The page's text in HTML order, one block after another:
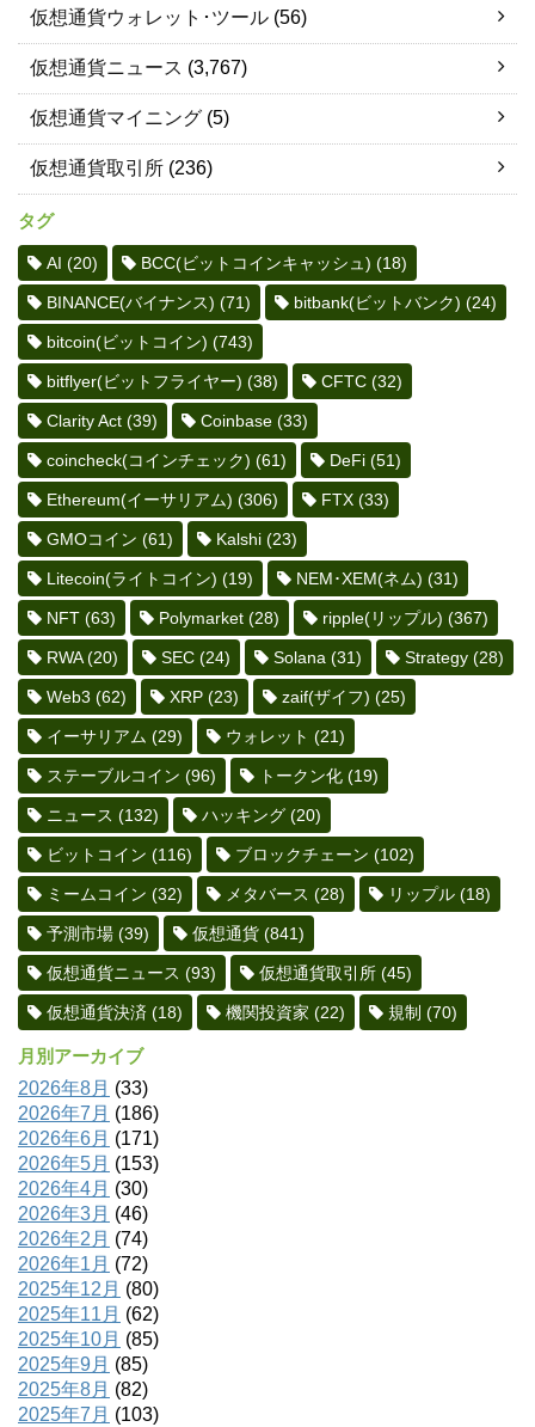
仮想通貨ウォレット･ツール (56)
仮想通貨ニュース (3,767)
仮想通貨マイニング (5)
仮想通貨取引所 (236)
タグ
AI (20) BCC(ビットコインキャッシュ) (18)
BINANCE(バイナンス) (71) bitbank(ビットバンク) (24)
bitcoin(ビットコイン) (743)
bitflyer(ビットフライヤー) (38) CFTC (32)
Clarity Act (39) Coinbase (33)
coincheck(コインチェック) (61) DeFi (51)
Ethereum(イーサリアム) (306) FTX (33)
GMOコイン (61) Kalshi (23)
Litecoin(ライトコイン) (19) NEM･XEM(ネム) (31)
NFT (63) Polymarket (28) ripple(リップル) (367)
RWA(20) SEC (24) Solana (31) Strategy (28)
Web3 (62) XRP (23) zaif(ザイフ) (25)
イーサリアム (29) ウォレット (21)
ステーブルコイン (96) トークン化 (19)
ニュース (132) ハッキング (20)
ビットコイン (116) ブロックチェーン (102)
ミームコイン (32) メタバース (28) リップル (18)
予測市場 (39) 仮想通貨 (841)
仮想通貨ニュース (93) 仮想通貨取引所 (45)
仮想通貨決済 (18) 機関投資家 (22) 規制 (70)
月別アーカイブ
2026年8月 (33)
2026年7月 (186)
2026年6月 (171)
2026年5月 (153)
2026年4月 (30)
2026年3月 (46)
2026年2月 (74)
2026年1月 (72)
2025年12月 (80)
2025年11月 (62)
2025年10月 (85)
2025年9月 (85)
2025年8月 (82)
2025年7月 (103)